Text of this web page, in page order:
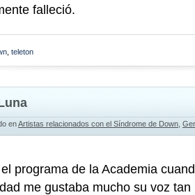
falleció.
teleton
enArtistas relacionados con el Síndrome de Down
programa de la Academia
me gustaba mucho su voz